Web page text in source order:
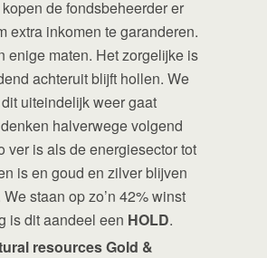
de fondsbeheerder er
extra inkomen te garanderen.
enige maten. Het zorgelijke is
achteruit blijft hollen. We
uiteindelijk weer gaat
halverwege volgend
ver is als de energiesector tot
is en goud en zilver blijven
staan op zo’n 42% winst
is dit aandeel een HOLD.
resources Gold &